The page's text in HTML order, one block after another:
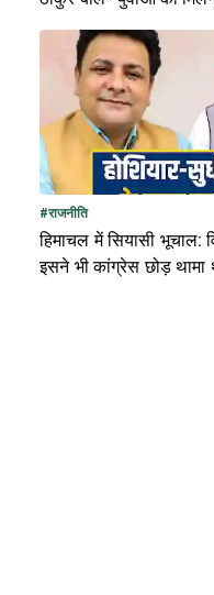
#राजनीति
हिमाचल में सियासी भूचाल:
इसने भी कांग्रेस छोड़ थामा